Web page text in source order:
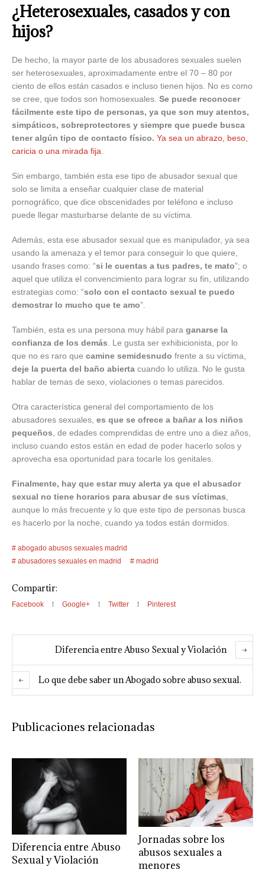
¿Heterosexuales, casados y con
hijos?
De hecho, la mayor parte de los abusadores sexuales suelen
ser heterosexuales, aproximadamente entre el 70 – 80 por
ciento de ellos están casados e incluso tienen hijos. No es como
se cree, que todos son homosexuales. Se puede reconocer
fácilmente este tipo de personas, ya que son muy atentos,
simpáticos, sobreprotectores y siempre que puede busca
tener algún tipo de contacto físico. Ya sea un abrazo, beso,
caricia o una mirada fija
Sin embargo, también esta ese tipo de abusador sexual que
solo se limita a enseñar cualquier clase de material
pornográfico, que dice obscenidades por teléfono e incluso
puede llegar masturbarse delante de su víctima.
Además, esta ese abusador sexual que es manipulador, ya sea
usando la amenaza y el temor para conseguir lo que quiere,
usando frases como: “si le cuentas a tus padres, te mato”; o
aquel que utiliza el convencimiento para lograr su fin, utilizando
estrategias como: “solo con el contacto sexual te puedo
demostrar lo mucho que te amo”.
También, esta es una persona muy hábil para ganarse la
confianza de los demás . Le gusta ser exhibicionista, por lo
que no es raro que camine semidesnudo frente a su víctima,
deje la puerta del baño abierta cuando lo utiliza. No le gusta
hablar de temas de sexo, violaciones o temas parecidos.
Otra característica general del comportamiento de los
abusadores sexuales, es que se ofrece a bañar a los niños
pequeños , de edades comprendidas de entre uno a diez años,
incluso cuando estos están en edad de poder hacerlo solos y
aprovecha esa oportunidad para tocarle los genitales.
Finalmente, hay que estar muy alerta ya que el abusador
sexual no tiene horarios para abusar de sus víctimas
aunque lo más frecuente y lo que este tipo de personas busca
es hacerlo por la noche, cuando ya todos están dormidos.
abogado abusos sexuales madrid
abusadores sexuales en madrid
madrid
Compartir:
Facebook Google+ Twitter Pinterest
Diferencia entre Abuso Sexual y Violación
Lo que debe saber un Abogado sobre abuso sexual.
Publicaciones relacionadas
Diferencia entre Abuso
Sexual y Violación
Jornadas sobre los
abusos sexuales a
menores